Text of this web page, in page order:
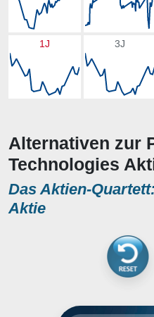
1J 3J
Alternativen zur
Technologies
Das Aktien-
Aktie